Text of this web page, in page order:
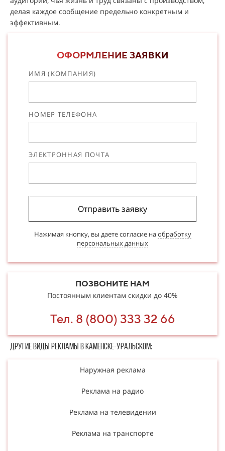
делая каждое сообщение предельно конкретным и
эффективным.
ОФОРМЛЕНИЕ ЗАЯВКИ
ИМЯ (КОМПАНИЯ)
НОМЕР ТЕЛЕФОНА
ЭЛЕКТРОННАЯ ПОЧТА
Отправить заявку
Нажимая кнопку, вы даете согласие наобработку
персональных данных
ПОЗВОНИТЕ НАМ
Постоянным клиентам скидки до 40%
Тел. 8 (800) 333 32 66
Другие в​​​​иды рекламы в Каменске-Уральском:
Наружная реклама
Реклама на радио
Реклама на телевидении
Реклама на транспорте